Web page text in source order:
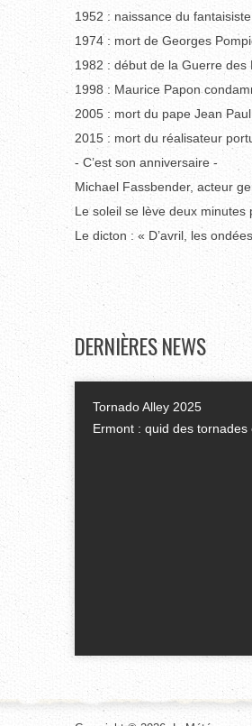
1952 : naissance du
1974 : mort de Georges
1982 : début de la Guerre
1998 : Maurice Papon
2005 : mort du pape Jean
2015 : mort du réalisateur
- C’est son anniversaire -
Michael Fassbender, acteur
Le soleil se lève deux
Le dicton : « D’avril, les
DERNIÈRESNEWS
Tornado Alley 2025
Ermont : quid des tornades